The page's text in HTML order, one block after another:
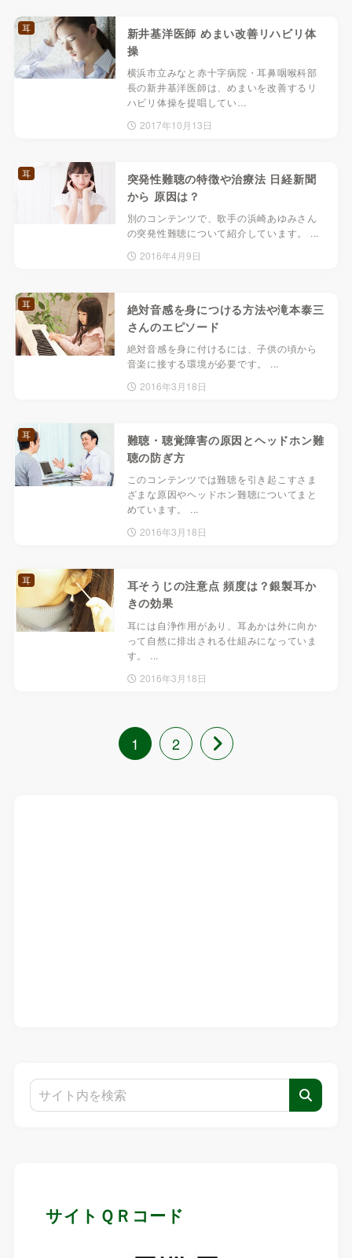
新井基洋医師 めまい改善リハビリ体
操
横浜市立みなと赤十字病院・耳鼻咽喉科部
長の新井基洋医師は、めまいを改善するリ
ハビリ体操を提唱してい…
2017年10月13日
耳
突発性難聴の特徴や治療法 日経新聞
から 原因は？
別のコンテンツで、歌手の浜崎あゆみさん
の突発性難聴について紹介しています。 ...
2016年4月9日
耳
絶対音感を身につける方法や滝本泰三
さんのエピソード
絶対音感を身に付けるには、子供の頃から
音楽に接する環境が必要です。 ...
2016年3月18日
耳
難聴・聴覚障害の原因とヘッドホン難
聴の防ぎ方
このコンテンツでは難聴を引き起こすさま
ざまな原因やヘッドホン難聴についてまと
めています。 ...
2016年3月18日
耳
耳そうじの注意点 頻度は？銀製耳か
きの効果
耳には自浄作用があり、耳あかは外に向か
って自然に排出される仕組みになっていま
す。 ...
2016年3月18日
耳
1 2
サイトＱＲコード